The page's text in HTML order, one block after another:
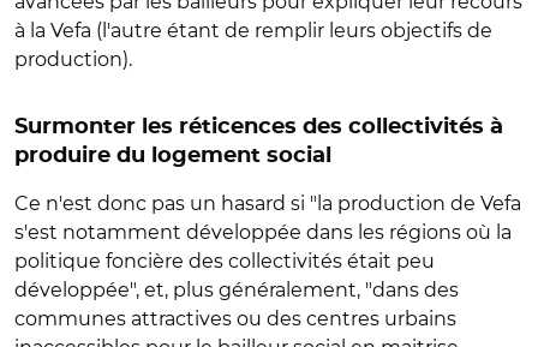
à la Vefa (l'autre étant de remplir leurs objectifs de
production).
Surmonter les réticences des collectivités à
produire du logement social
Ce n'est donc pas un hasard si "la production de Vefa
s'est notamment développée dans les régions où la
politique foncière des collectivités était peu
développée", et, plus généralement, "dans des
communes attractives ou des centres urbains